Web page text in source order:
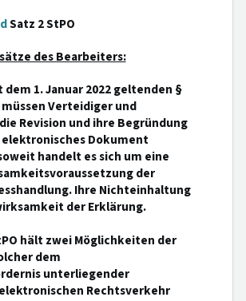
Satz 2 StPO
des Bearbeiters:
dem 1. Januar 2022 geltenden §
müssen Verteidiger und
Revision und ihre Begründung
elektronisches Dokument
handelt es sich um eine
der
Ihre Nichteinhaltung
der Erklärung.
hält zwei Möglichkeiten der
dem
unterliegender
Rechtsverkehr